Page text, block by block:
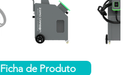
Ficha de Produto